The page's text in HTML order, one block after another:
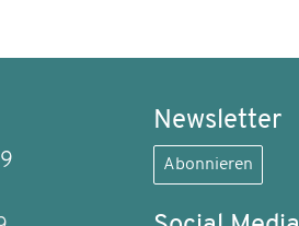
Newsletter
Abonnieren